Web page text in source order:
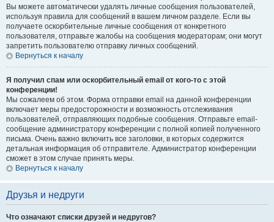
Вы можете автоматически удалять личные сообщения пользователей,
используя правила для сообщений в вашем личном разделе. Если вы
получаете оскорбительные личные сообщения от конкретного
пользователя, отправьте жалобы на сообщения модераторам; они могут
запретить пользователю отправку личных сообщений.
Вернуться к началу
Я получил спам или оскорбительный email от кого-то с этой
конференции!
Мы сожалеем об этом. Форма отправки email на данной конференции
включает меры предосторожности и возможность отслеживания
пользователей, отправляющих подобные сообщения. Отправьте email-
сообщение администратору конференции с полной копией полученного
письма. Очень важно включить все заголовки, в которых содержится
детальная информация об отправителе. Администратор конференции
сможет в этом случае принять меры.
Вернуться к началу
Друзья и недруги
Что означают списки друзей и недругов?